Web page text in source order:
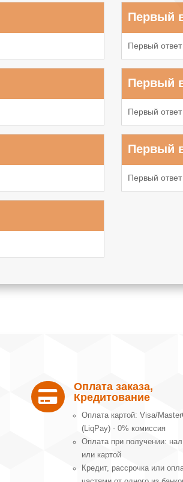
Первый
Первый ответ
Первый
Первый ответ
Первый
Первый ответ

Оплата заказа,
Кредитование
Оплата картой: Visa/
(LiqPay) - 0% комиссия
Оплата при получении:
или картой
Кредит, рассрочка или